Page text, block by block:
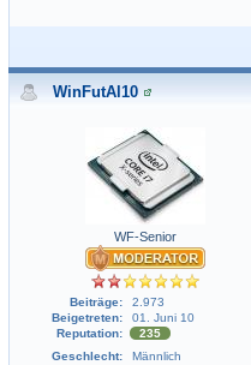
WinFutAl10
WF-Senior
Beiträge:
2.973
Beigetreten:
01. Juni 10
Reputation:
235
Geschlecht:
Männlich